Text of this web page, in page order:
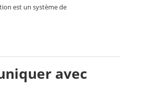
est un système de
avec